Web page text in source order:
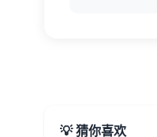
💡 猜你喜欢